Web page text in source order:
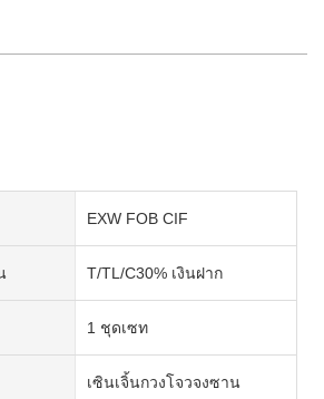
EXW FOB CIF
T/TL/C30% เงินฝาก
1 ชุดเซท
เซินเจิ้นกวงโจวจงซาน